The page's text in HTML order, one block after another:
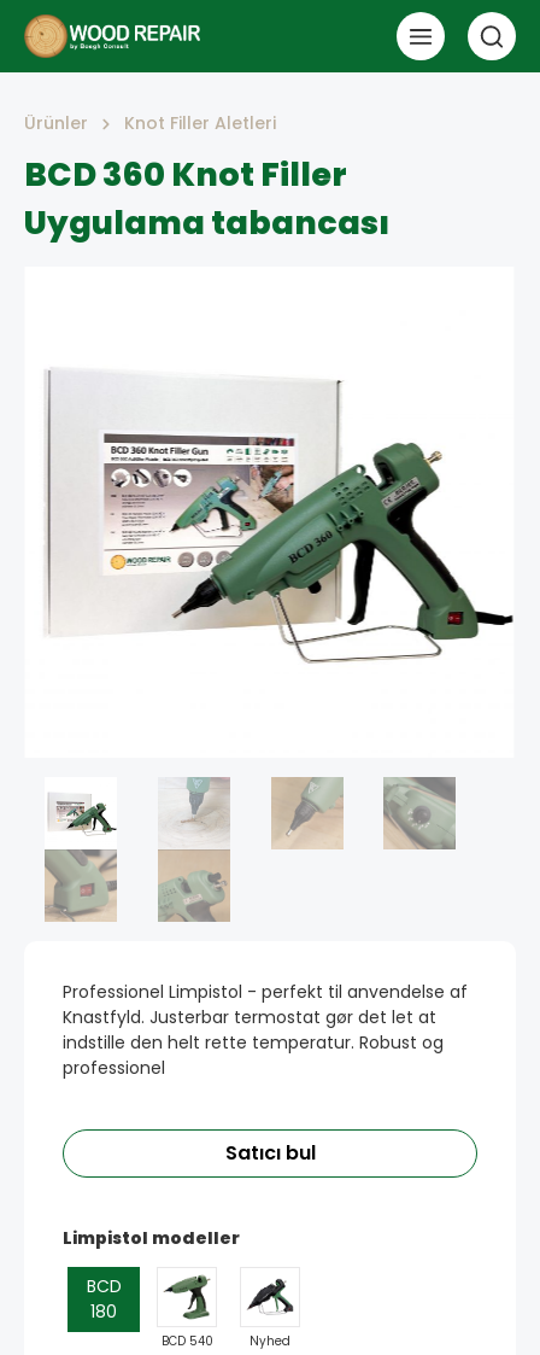
Ürünler Knot Filler Aletleri
BCD 360 Knot Filler
Uygulama tabancası
Professionel Limpistol - perfekt til anvendelse af
Knastfyld. Justerbar termostat gør det let at
indstille den helt rette temperatur. Robust og
professionel
Satıcı bul
Limpistol modeller
BCD
180
BCD 540
Nyhed